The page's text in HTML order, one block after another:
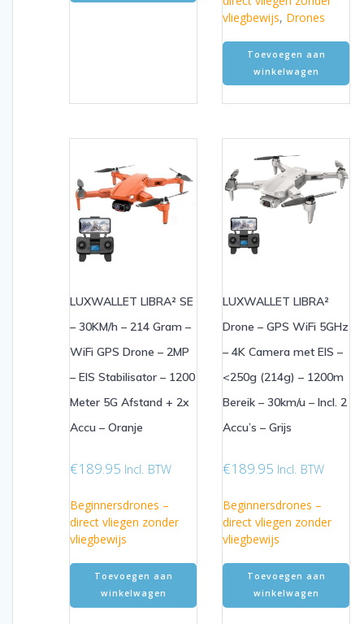
vliegbewijs, Drones
Toevoegen aan
winkelwagen
LUXWALLET LIBRA² SE
– 30KM/h – 214 Gram –
WiFi GPS Drone – 2MP
– EIS Stabilisator – 1200
Meter 5G Afstand + 2x
Accu – Oranje
€189.95 Incl. BTW
Beginnersdrones –
direct vliegen zonder
vliegbewijs
Toevoegen aan
winkelwagen
LUXWALLET LIBRA²
Drone – GPS WiFi 5GHz
– 4K Camera met EIS –
<250g (214g) – 1200m
Bereik – 30km/u – Incl. 2
Accu’s – Grijs
€189.95 Incl. BTW
Beginnersdrones –
direct vliegen zonder
vliegbewijs
Toevoegen aan
winkelwagen